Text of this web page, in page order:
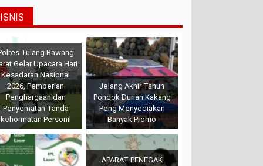
Tulang Bawang
Gelar Upacara Hari
Kesadaran Nasional
2026, Pemberian
Penghargaan dan
Penyematan Tanda
kehormatan Personil
Jelang Akhir Tahun
Pondok Durian Kakang
Peng Menyediakan
Banyak Promo
APARAT PENEGAK